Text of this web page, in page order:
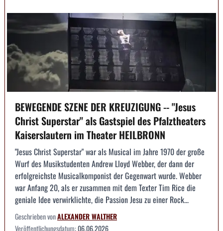
BEWEGENDE SZENE DER KREUZIGUNG -- "Jesus
Christ Superstar" als Gastspiel des Pfalztheaters
Kaiserslautern im Theater HEILBRONN
"Jesus Christ Superstar" war als Musical im Jahre 1970 der große
Wurf des Musikstudenten Andrew Lloyd Webber, der dann der
erfolgreichste Musicalkomponist der Gegenwart wurde. Webber
war Anfang 20, als er zusammen mit dem Texter Tim Rice die
geniale Idee verwirklichte, die Passion Jesu zu einer Rock...
Geschrieben vonALEXANDER WALTHER
Veröffentlichungsdatum:06.06.2026